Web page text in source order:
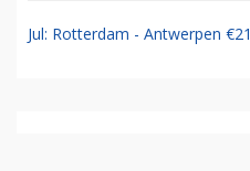
Jul: Rotterdam - Antwerpen €21